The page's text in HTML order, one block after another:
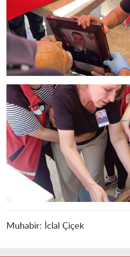
Muhabir: İclal Çiçek